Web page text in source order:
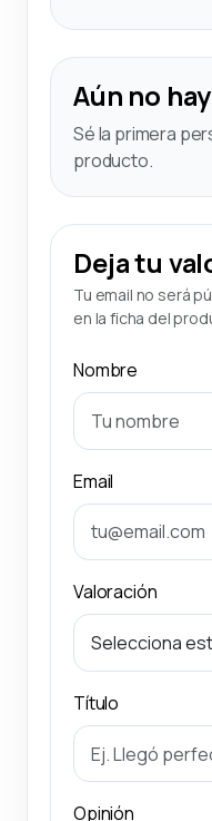
Aún no
Sé la primera
producto.
Deja tu
Tu email no será
en la ficha del
Nombre
Email
Valoración
Título
Opinión